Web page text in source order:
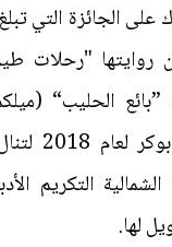
روايتها "رحلات
الحليب“
بيرنز
الشمالية التكريم
لها.